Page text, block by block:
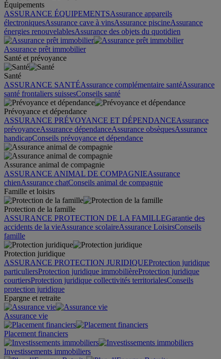
Équipements
ASSURANCE ÉQUIPEMENTSAssurance appareils
électroniquesAssurance cave à vinsAssurance piscineAssurance
énergies renouvelablesAssurance des objets du quotidien
Assurance prêt immobilier
Santé et prévoyance
Santé
ASSURANCE SANTÉAssurance complémentaire santéAssurance
santé frontaliers suissesConseils santé
Prévoyance et dépendance
ASSURANCE PRÉVOYANCE ET DÉPENDANCEAssurance
prévoyanceAssurance dépendanceAssurance obsèquesAssurance
handicapConseils prévoyance et dépendance
Assurance animal de compagnie
ASSURANCE ANIMAL DE COMPAGNIEAssurance
chienAssurance chatConseils animal de compagnie
Famille et loisirs
Protection de la famille
ASSURANCE PROTECTION DE LA FAMILLEGarantie des
accidents de la vieAssurance scolaireAssurance LoisirsConseils
famille
Protection juridique
ASSURANCE PROTECTION JURIDIQUEProtection juridique
particuliersProtection juridique immobilièreProtection juridique
courtiersProtection juridique collectivités territorialesConseils
protection juridique
Epargne et retraite
Assurance vie
Placement financiers
Investissements immobiliers